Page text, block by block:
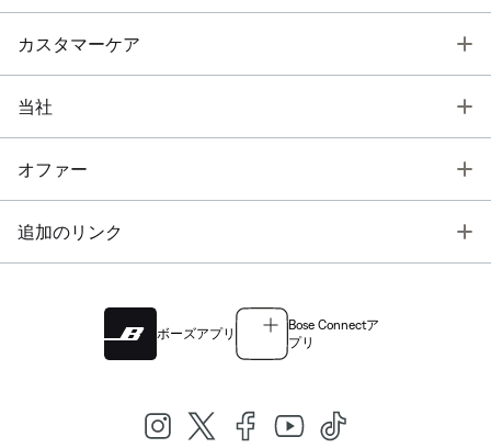
カスタマーケア
当社
オファー
追加のリンク
ボーズアプリ
Bose Connectア
プリ